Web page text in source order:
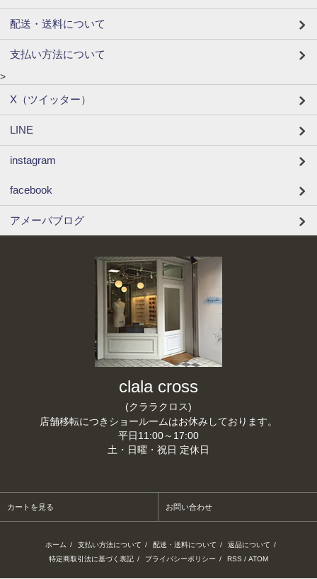
配送・送料について
支払い方法について
>
X（ツイッター）
LINE
instagram
facebook
アメーバブログ
clala cross
(クララクロス)
店舗移転につきショールームはお休みしております。
平日11:00～17:00
土・日曜・祝日 定休日
カートを見る お問い合わせ
ホーム / 支払い方法について / 配送・送料について / 返品について /
特定商取引法に基づく表記 / プライバシーポリシー / RSS / ATOM